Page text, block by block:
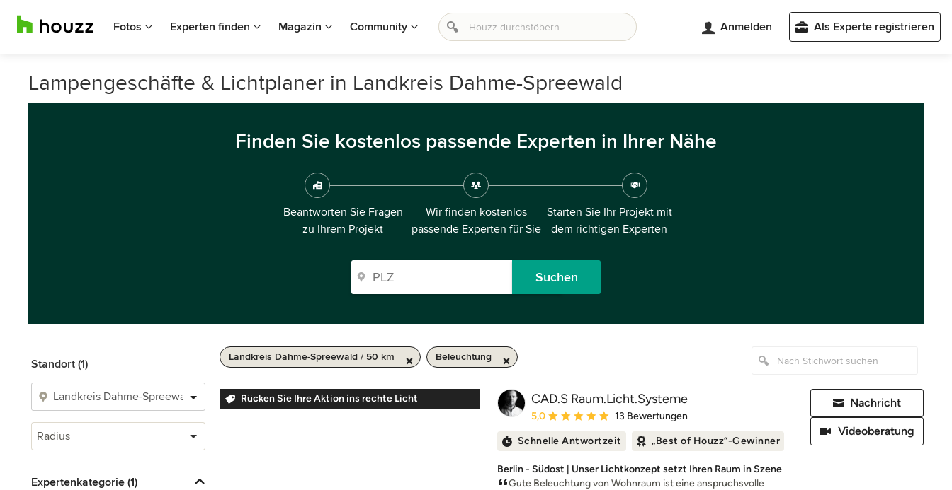
Fotos Experten finden Magazin Community Anmelden Als Experte registrieren
Lampengeschäfte & Lichtplaner in Landkreis Dahme-Spreewald
Finden Sie kostenlos passende Experten in Ihrer Nähe
Beantworten Sie Fragen
zu Ihrem Projekt
Wir finden kostenlos
passende Experten für Sie
Starten Sie Ihr Projekt mit
dem richtigen Experten
Suchen
Standort (1)
Radius
Expertenkategorie (1)
Landkreis Dahme-Spreewald / 50 km Beleuchtung
Rücken Sie Ihre Aktion ins rechte Licht CAD.S Raum.Licht.Systeme
Durchschnittliche Bewertung: 5 von 5 Sternen
5,0 13 Bewertungen
Schnelle Antwortzeit „Best of Houzz“-Gewinner
Berlin - Südost | Unser Lichtkonzept setzt Ihren Raum in Szene
Gute Beleuchtung von Wohnraum ist eine anspruchsvolle
Nachricht
Videoberatung